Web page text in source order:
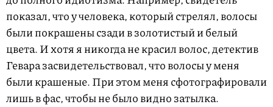
показал, что у человека, который стрелял, волосы
были покрашены сзади в золотистый и белый
цвета. И хотя я никогда не красил волос, детектив
Гевара засвидетельствовал, что волосы у меня
были крашеные. При этом меня сфотографировали
лишь в фас, чтобы не было видно затылка.